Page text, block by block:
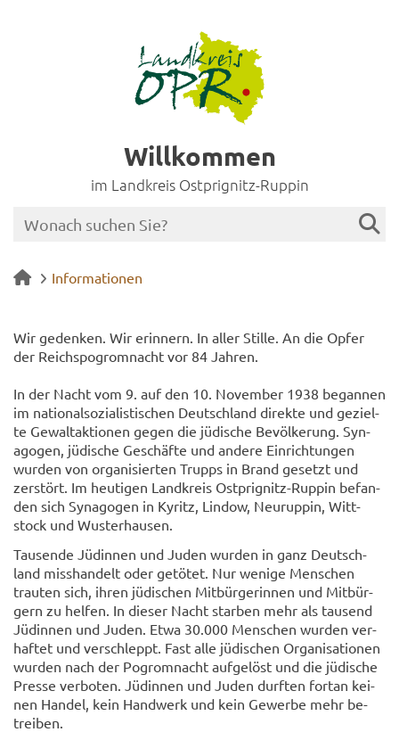
Willkommen
im Landkreis Ostprignitz-Ruppin
Informationen
Wir ge­den­ken. Wir er­in­nern. In aller Stil­le. An die Opfer
der Reichs­po­grom­nacht vor 84 Jah­ren.
In der Nacht vom 9. auf den 10. No­vem­ber 1938 be­gan­nen
im na­tio­nal­so­zia­lis­ti­schen Deutsch­land di­rek­te und ge­ziel­
te Ge­walt­ak­tio­nen gegen die jü­di­sche Be­völ­ke­rung. Syn­
ago­gen, jü­di­sche Ge­schäf­te und an­de­re Ein­rich­tun­gen
wur­den von or­ga­ni­sier­ten Trupps in Brand ge­setzt und
zer­stört. Im heu­ti­gen Land­kreis Ostprignitz-​Ruppin be­fan­
den sich Syn­ago­gen in Ky­ritz, Lin­dow, Neu­rup­pin, Witt­
stock und Wus­ter­hau­sen.
Tau­sen­de Jü­din­nen und Juden wur­den in ganz Deutsch­
land miss­han­delt oder ge­tö­tet. Nur we­ni­ge Men­schen
trau­ten sich, ihren jü­di­schen Mit­bür­ge­rin­nen und Mit­bür­
gern zu hel­fen. In die­ser Nacht star­ben mehr als tau­send
Jü­din­nen und Juden. Etwa 30.000 Men­schen wur­den ver­
haf­tet und ver­schleppt. Fast alle jü­di­schen Or­ga­ni­sa­tio­nen
wur­den nach der Po­grom­nacht auf­ge­löst und die jü­di­sche
Pres­se ver­bo­ten. Jü­din­nen und Juden durf­ten fort­an kei­
nen Han­del, kein Hand­werk und kein Ge­wer­be mehr be­
trei­ben.